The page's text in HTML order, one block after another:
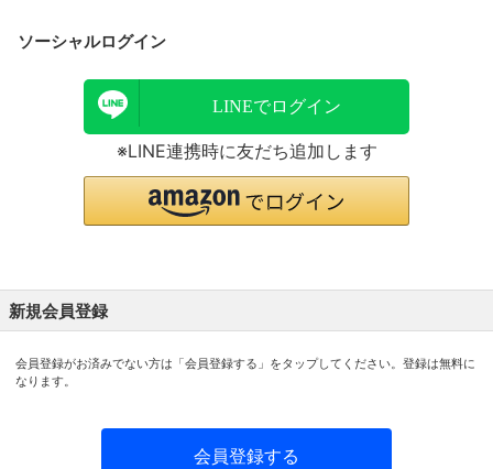
ソーシャルログイン
LINEでログイン
※LINE連携時に友だち追加します
新規会員登録
会員登録がお済みでない方は「会員登録する」をタップしてください。登録は無料に
なります。
会員登録する